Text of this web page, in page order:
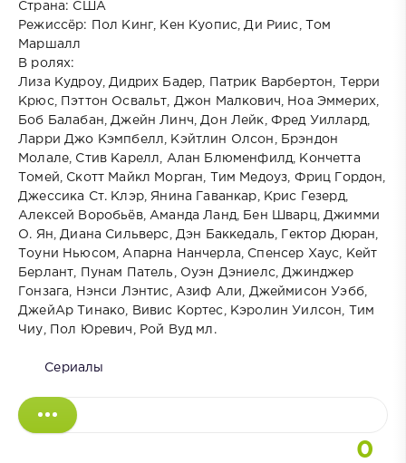
Страна: США
Режиссёр: Пол Кинг, Кен Куопис, Ди Риис, Том
Маршалл
В ролях:
Лиза Кудроу, Дидрих Бадер, Патрик Варбертон, Терри
Крюс, Пэттон Освальт, Джон Малкович, Ноа Эммерих,
Боб Балабан, Джейн Линч, Дон Лейк, Фред Уиллард,
Ларри Джо Кэмпбелл, Кэйтлин Олсон, Брэндон
Молале, Стив Карелл, Алан Блюменфилд, Кончетта
Томей, Скотт Майкл Морган, Тим Медоуз, Фриц Гордон,
Джессика Ст. Клэр, Янина Гаванкар, Крис Гезерд,
Алексей Воробьёв, Аманда Ланд, Бен Шварц, Джимми
О. Ян, Диана Сильверс, Дэн Баккедаль, Гектор Дюран,
Тоуни Ньюсом, Апарна Нанчерла, Спенсер Хаус, Кейт
Берлант, Пунам Патель, Оуэн Дэниелс, Джинджер
Гонзага, Нэнси Лэнтис, Азиф Али, Джеймисон Уэбб,
ДжейАр Тинако, Вивис Кортес, Кэролин Уилсон, Тим
Чиу, Пол Юревич, Рой Вуд мл.
Сериалы
0